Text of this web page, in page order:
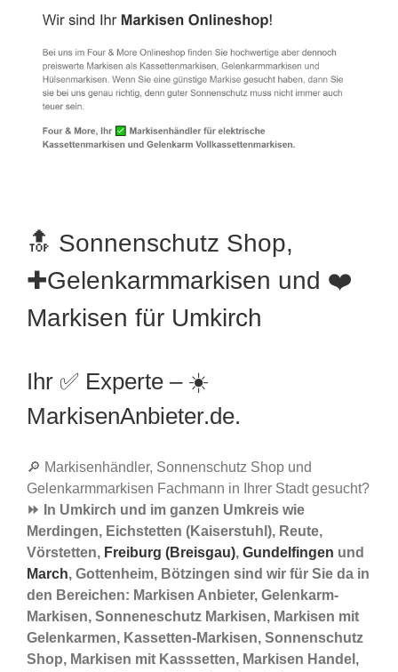
🔝 Sonnenschutz Shop,
✚Gelenkarmmarkisen und ❤️
Markisen für Umkirch
Ihr ✅ Experte – ☀️
MarkisenAnbieter.de.
🔎 Markisenhändler, Sonnenschutz Shop und
Gelenkarmmarkisen Fachmann in Ihrer Stadt gesucht?
⏩ In Umkirch und im ganzen Umkreis wie
Merdingen, Eichstetten (Kaiserstuhl), Reute,
Vörstetten, Freiburg (Breisgau), Gundelfingen und
March, Gottenheim, Bötzingen sind wir für Sie da in
den Bereichen: Markisen Anbieter, Gelenkarm-
Markisen, Sonneneschutz Markisen, Markisen mit
Gelenkarmen, Kassetten-Markisen, Sonnenschutz
Shop, Markisen mit Kasssetten, Markisen Handel,